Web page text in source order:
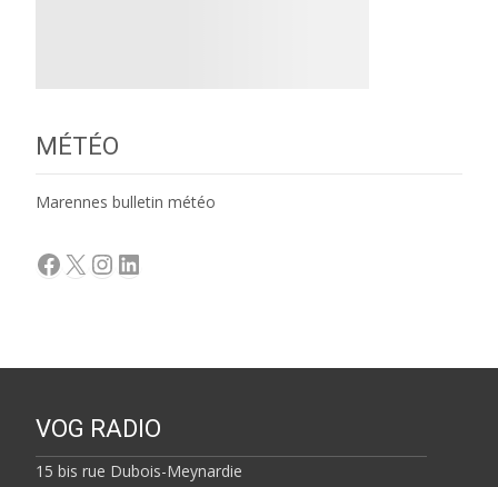
MÉTÉO
Marennes bulletin météo
Facebook
X Instagram
LinkedIn
VOG RADIO
15 bis rue Dubois-Meynardie